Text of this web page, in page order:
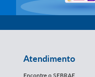
Atendimento
Encontre o SEBRAE